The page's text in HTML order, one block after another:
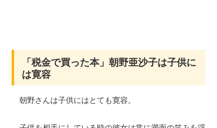
「税金で買った本」朝野亜沙子は子供に
は寛容
朝野さんは子供にはとても寛容。